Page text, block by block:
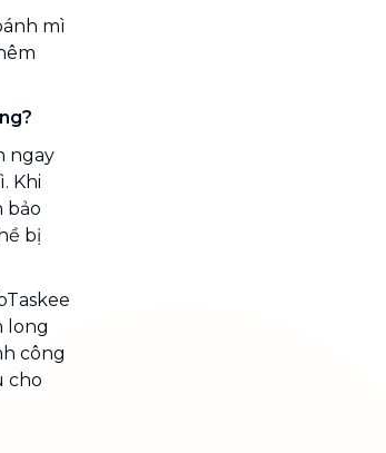
mì
ngay
Khi
bảo
bị
long
công
cho